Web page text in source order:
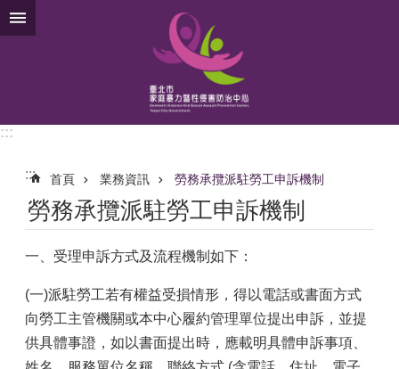
跳到主要內容區塊
:::
::: 首頁 業務資訊 勞務承攬派駐勞工申訴機制
勞務承攬派駐勞工申訴機制
一、受理申訴方式及流程機制如下：
(一)派駐勞工若有權益受損情形，得以電話或書面方式
向勞工主管機關或本中心履約管理單位提出申訴，並提
供具體事證，如以書面提出時，應載明具體申訴事項、